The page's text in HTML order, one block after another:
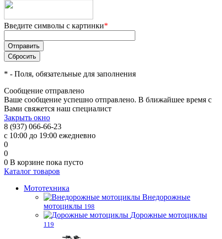
Введите символы с картинки*
* - Поля, обязательные для заполнения
Сообщение отправлено
Ваше сообщение успешно отправлено. В ближайшее время с
Вами свяжется наш специалист
Закрыть окно
8 (937) 066-66-23
с 10:00 до 19:00 ежедневно
0
0
0 В корзине пока пусто
Каталог товаров
Мототехника
Внедорожные
мотоциклы 198
Дорожные мотоциклы
119